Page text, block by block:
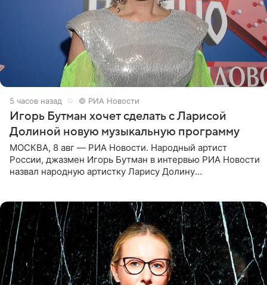
5 часов назад © РИА Новости
Игорь Бутман хочет сделать с Ларисой
Долиной новую музыкальную программу
МОСКВА, 8 авг — РИА Новости. Народный артист
России, джазмен Игорь Бутман в интервью РИА Новости
назвал народную артистку Ларису Долину